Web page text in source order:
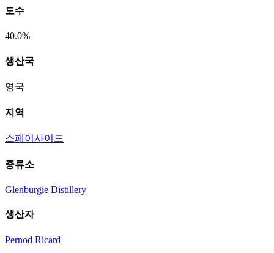
도수
40.0%
생산국
영국
지역
스페이사이드
증류소
Glenburgie Distillery
생산자
Pernod Ricard